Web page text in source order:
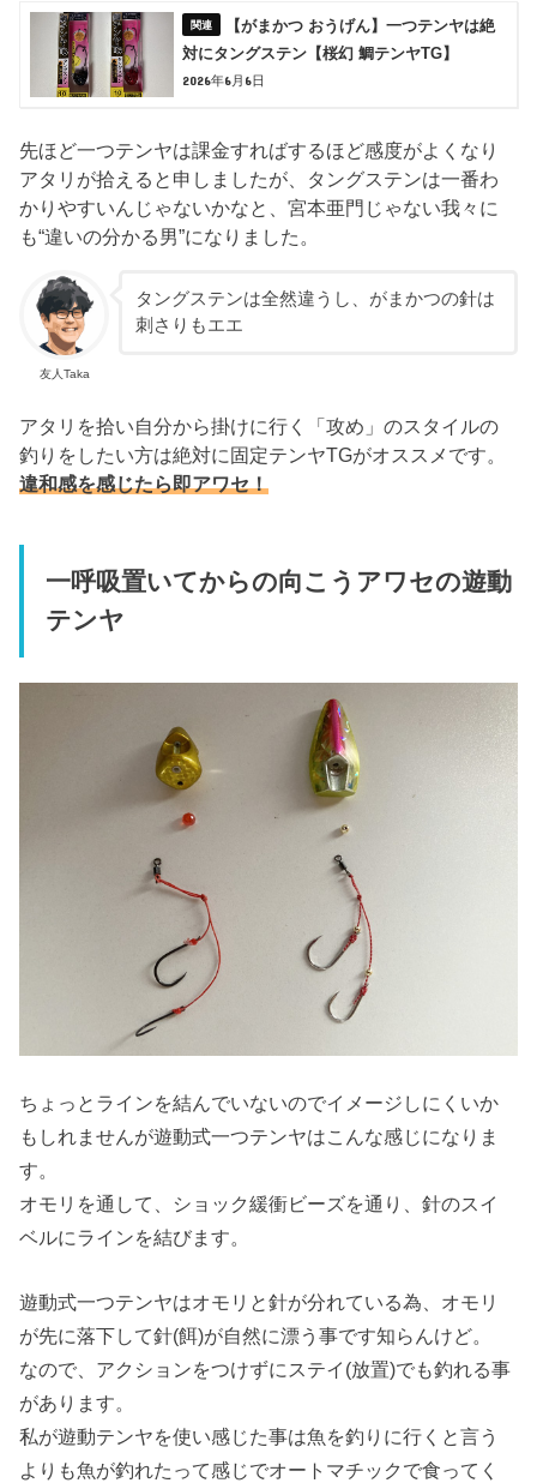
【がまかつ おうげん】一つテンヤは絶
対にタングステン【桜幻 鯛テンヤTG】
2026年6月6日
先ほど一つテンヤは課金すればするほど感度がよくなり
アタリが拾えると申しましたが、タングステンは一番わ
かりやすいんじゃないかなと、宮本亜門じゃない我々に
も“違いの分かる男”になりました。
友人Taka
タングステンは全然違うし、がまかつの針は
刺さりもエエ
アタリを拾い自分から掛けに行く「攻め」のスタイルの
釣りをしたい方は絶対に固定テンヤTGがオススメです。
違和感を感じたら即アワセ！
一呼吸置いてからの向こうアワセの遊動
テンヤ
ちょっとラインを結んでいないのでイメージしにくいか
もしれませんが遊動式一つテンヤはこんな感じになりま
す。
オモリを通して、ショック緩衝ビーズを通り、針のスイ
ベルにラインを結びます。
遊動式一つテンヤはオモリと針が分れている為、オモリ
が先に落下して針(餌)が自然に漂う事です知らんけど。
なので、アクションをつけずにステイ(放置)でも釣れる事
があります。
私が遊動テンヤを使い感じた事は魚を釣りに行くと言う
よりも魚が釣れたって感じでオートマチックで食ってく